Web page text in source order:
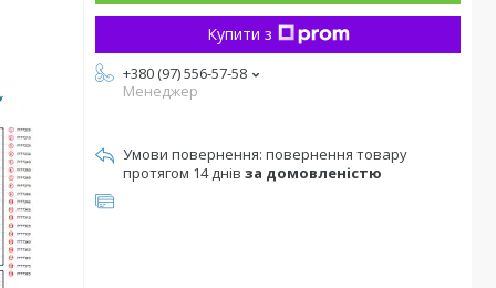
Купити з
+380 (97) 556-57-58
Менеджер
повернення товару
протягом 14 днів за домовленістю